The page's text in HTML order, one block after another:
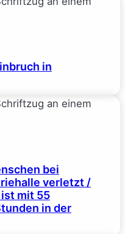
in
bei
verletzt /
mit 55
in der